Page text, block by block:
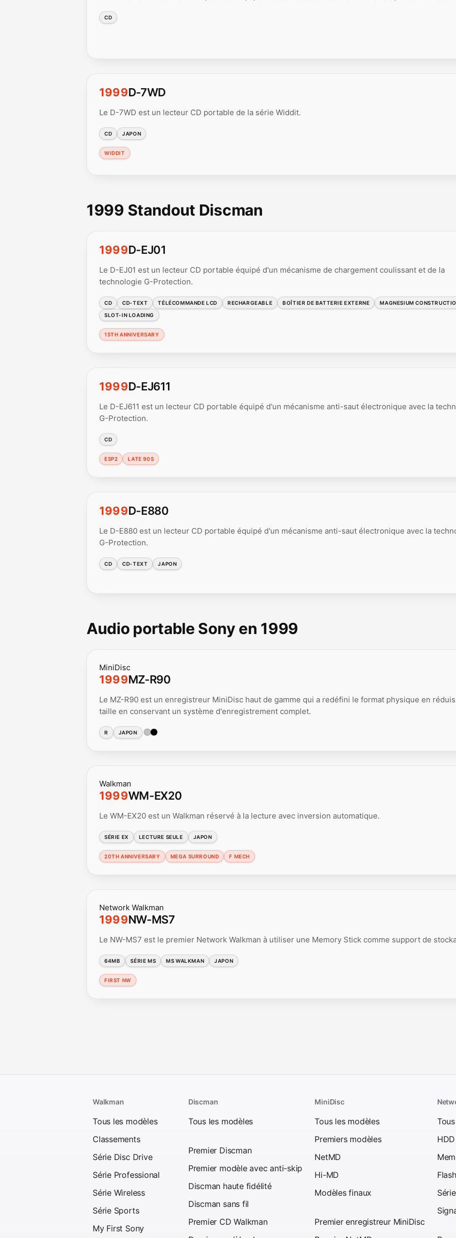
CD
1999D-7WD
Le D-7WD est un lecteur CD portable de la série Widdit.
CD JAPON
WIDDIT
1999 Standout Discman
1999D-EJ01
Le D-EJ01 est un lecteur CD portable équipé d'un mécanisme de chargement coulissant et de la
technologie G-Protection.
CD CD-TEXT TÉLÉCOMMANDE LCD RECHARGEABLE BOÎTIER DE BATTERIE EXTERNE
MAGNESIUM
SLOT-IN LOADING
15TH ANNIVERSARY
1999D-EJ611
Le D-EJ611 est un lecteur CD portable équipé d'un mécanisme anti-saut électronique avec la
G-Protection.
CD
ESP2 LATE 90S
1999D-E880
Le D-E880 est un lecteur CD portable équipé d'un mécanisme anti-saut électronique avec la
G-Protection.
CD CD-TEXT JAPON
Audio portable Sony en 1999
MiniDisc
1999MZ-R90
Le MZ-R90 est un enregistreur MiniDisc haut de gamme qui a redéfini le format physique en
taille en conservant un système d'enregistrement complet.
R JAPON
Walkman
1999WM-EX20
Le WM-EX20 est un Walkman réservé à la lecture avec inversion automatique.
SÉRIE EX LECTURE SEULE JAPON
20TH ANNIVERSARY MEGA SURROUND F MECH
Network Walkman
1999NW-MS7
Le NW-MS7 est le premier Network Walkman à utiliser une Memory Stick comme support de
64MB SÉRIE MS MS WALKMAN JAPON
FIRST NW
Walkman
Tous les modèles
Classements
Série Disc Drive
Série Professional
Série Wireless
Série Sports
My First Sony
Discman
Tous les modèles
Premier Discman
Premier modèle avec anti-skip
Discman haute fidélité
Discman sans fil
Premier CD Walkman
MiniDisc
Tous les modèles
Premiers modèles
NetMD
Hi-MD
Modèles finaux
Premier enregistreur MiniDisc
HDD
Flash